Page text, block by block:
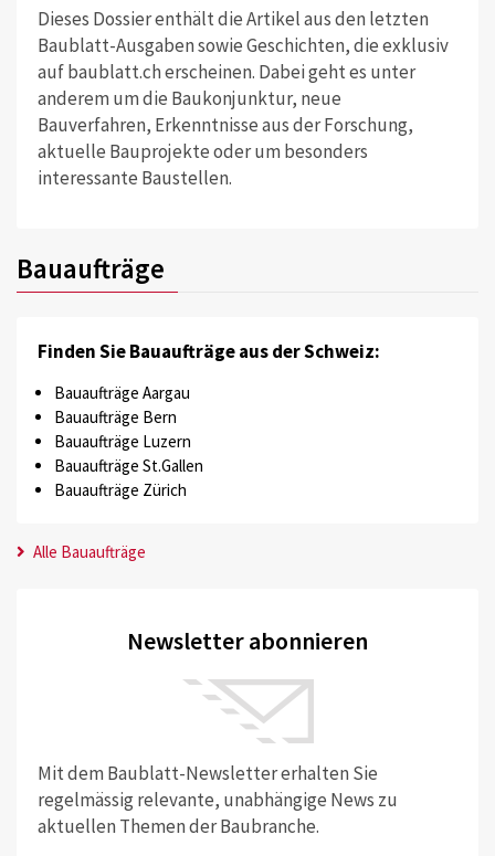
Dieses Dossier enthält die Artikel aus den letzten
Baublatt-Ausgaben sowie Geschichten, die exklusiv
auf baublatt.ch erscheinen. Dabei geht es unter
anderem um die Baukonjunktur, neue
Bauverfahren, Erkenntnisse aus der Forschung,
aktuelle Bauprojekte oder um besonders
interessante Baustellen.
Bauaufträge
Finden Sie Bauaufträge aus der Schweiz:
Bauaufträge Aargau
Bauaufträge Bern
Bauaufträge Luzern
Bauaufträge St.Gallen
Bauaufträge Zürich
Alle Bauaufträge
Newsletter abonnieren
Mit dem Baublatt-Newsletter erhalten Sie
regelmässig relevante, unabhängige News zu
aktuellen Themen der Baubranche.